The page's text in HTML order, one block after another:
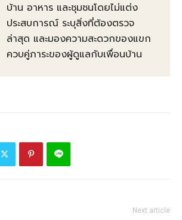
บ้าน อาหาร และชุมชนโดยไม่แต่ง
ประสบการณ์ ระบุสิ่งที่ต้องตรวจ
ล่าสุด และมองความสะดวกของแขก
ควบคู่ภาระของผู้ดูแลกับเพื่อนบ้าน
Next article